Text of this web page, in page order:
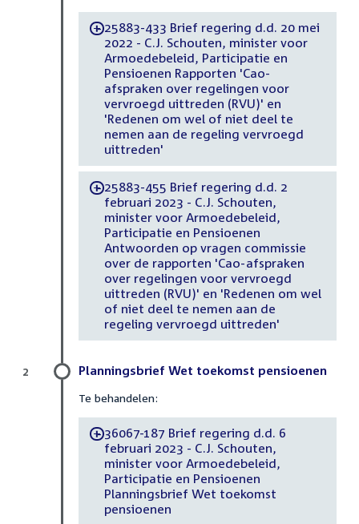
-25883-433 Brief regering d.d. 20 mei
2022 - C.J. Schouten, minister voor
Armoedebeleid, Participatie en
Pensioenen Rapporten 'Cao-
afspraken over regelingen voor
vervroegd uittreden (RVU)' en
'Redenen om wel of niet deel te
nemen aan de regeling vervroegd
uittreden'
-25883-455 Brief regering d.d. 2
februari 2023 - C.J. Schouten,
minister voor Armoedebeleid,
Participatie en Pensioenen
Antwoorden op vragen commissie
over de rapporten 'Cao-afspraken
over regelingen voor vervroegd
uittreden (RVU)' en 'Redenen om wel
of niet deel te nemen aan de
regeling vervroegd uittreden'
Planningsbrief Wet toekomst pensioenen
Te behandelen:
-36067-187 Brief regering d.d. 6
februari 2023 - C.J. Schouten,
minister voor Armoedebeleid,
Participatie en Pensioenen
Planningsbrief Wet toekomst
pensioenen
2